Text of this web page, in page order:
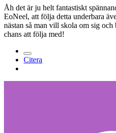
Åh det är ju helt fantastiskt
EoNeel, att följa detta underbara
nästan så man vill skola om sig
chans att följa med!
Citera